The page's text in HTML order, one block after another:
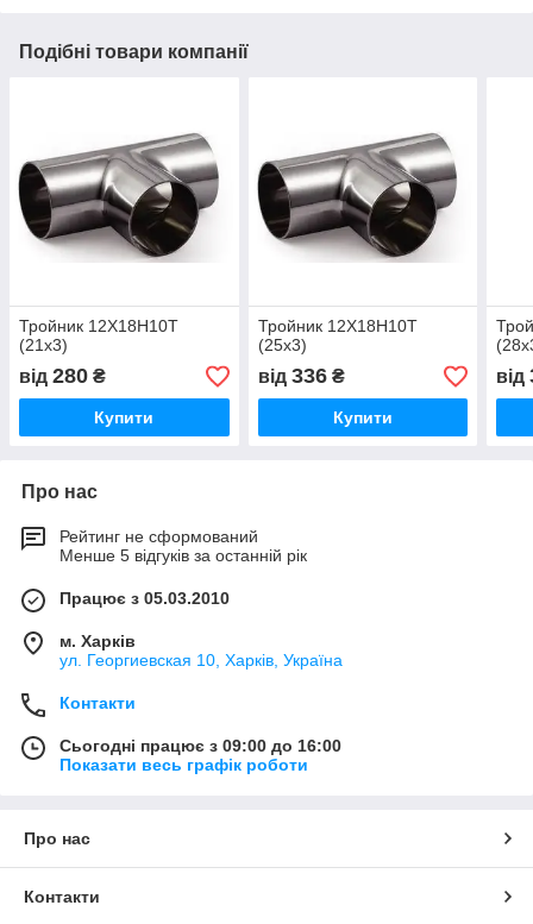
Подібні товари компанії
Тройник 12Х18Н10Т
(21x3)
від 280 ₴
Купити
Тройник 12Х18Н10Т
(25х3)
від 336₴
Купити
від
Про нас
Рейтинг не сформований
Менше 5 відгуків за останній рік
Працює з 05.03.2010
м. Харків
ул. Георгиевская 10, Харків, Україна
Контакти
Сьогодні працює з 09:00 до 16:00
Показати весь графік роботи
Про нас
Контакти